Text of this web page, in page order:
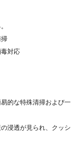
対応
的な特殊清掃および一
浸透が見られ、クッシ